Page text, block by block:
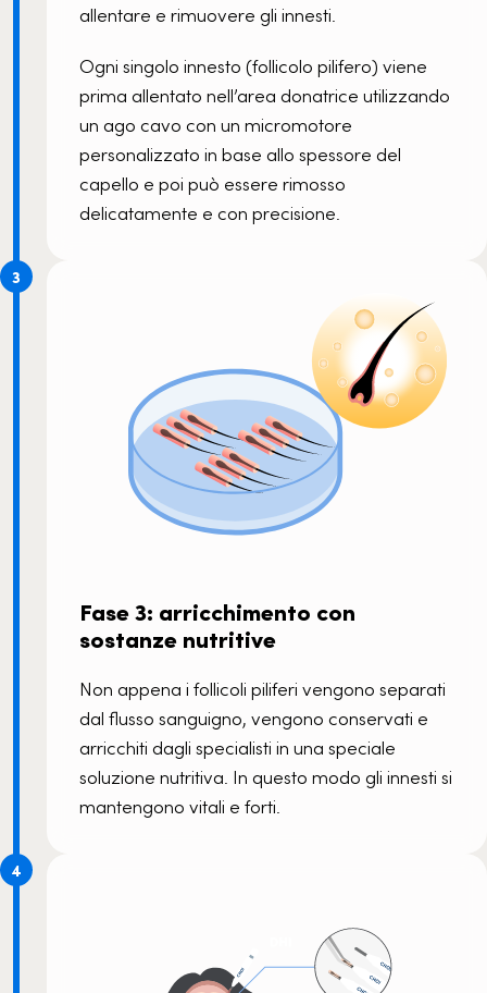
allentare e rimuovere gli innesti.
Ogni singolo innesto (follicolo pilifero) viene
prima allentato nell’area donatrice utilizzando
un ago cavo con un micromotore
personalizzato in base allo spessore del
capello e poi può essere rimosso
delicatamente e con precisione.
3
Fase 3: arricchimento con
sostanze nutritive
Non appena i follicoli piliferi vengono separati
dal flusso sanguigno, vengono conservati e
arricchiti dagli specialisti in una speciale
soluzione nutritiva. In questo modo gli innesti si
mantengono vitali e forti.
4